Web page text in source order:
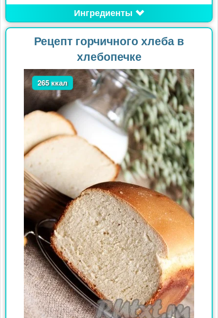
Ингредиенты
Рецепт горчичного хлеба в
хлебопечке
265 ккал